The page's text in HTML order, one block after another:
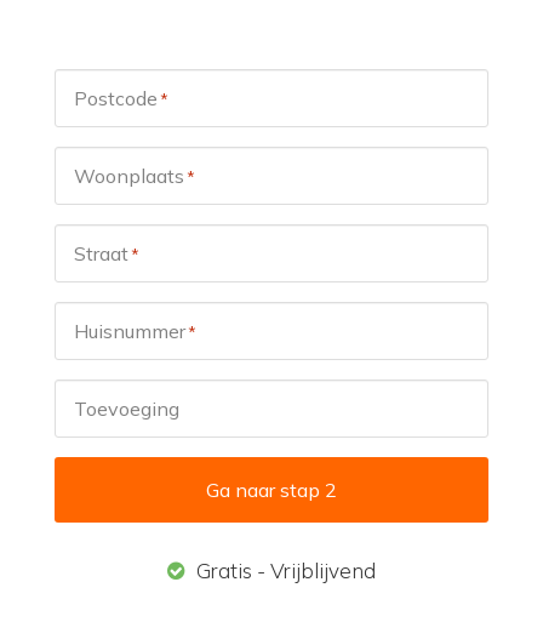
Postcode *
Woonplaats *
Straat*
Huisnummer*
Toevoeging
Ga naar stap 2
Gratis - Vrijblijvend